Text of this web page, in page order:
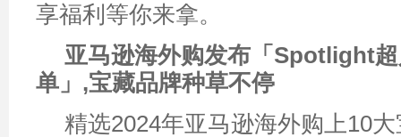
享福利等你来拿。
亚马逊海外购发布 「 Spotlight超
单 」 ,宝藏品牌种草不停
精选2024年亚马逊海外购上10